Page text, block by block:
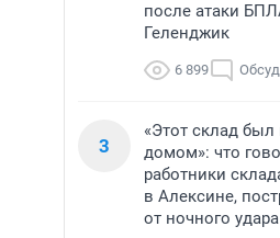
после атаки
Геленджик
6 899
3
«Этот склад
домом»: что
работники
в Алексине,
от ночного